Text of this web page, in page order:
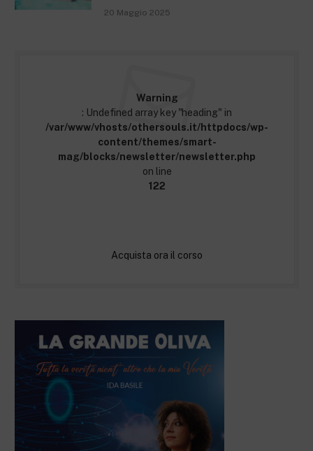
20 Maggio 2025
Warning
: Undefined array key "heading" in
/var/www/vhosts/othersouls.it/httpdocs/wp-
content/themes/smart-
mag/blocks/newsletter/newsletter.php
on line
122
Acquista ora il corso